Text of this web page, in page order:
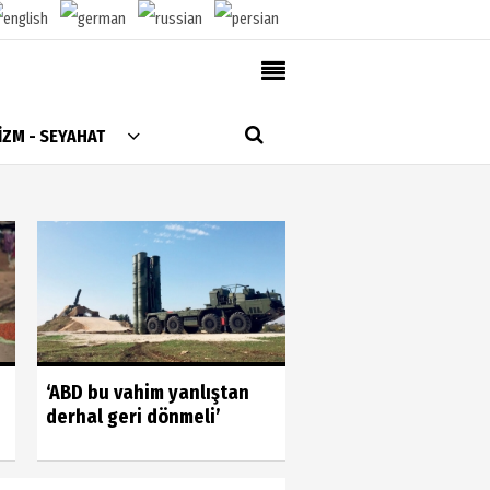
- SEYAHAT
AlanyaTime TV
Moovit
Künye
‘ABD bu vahim yanlıştan
derhal geri dönmeli’